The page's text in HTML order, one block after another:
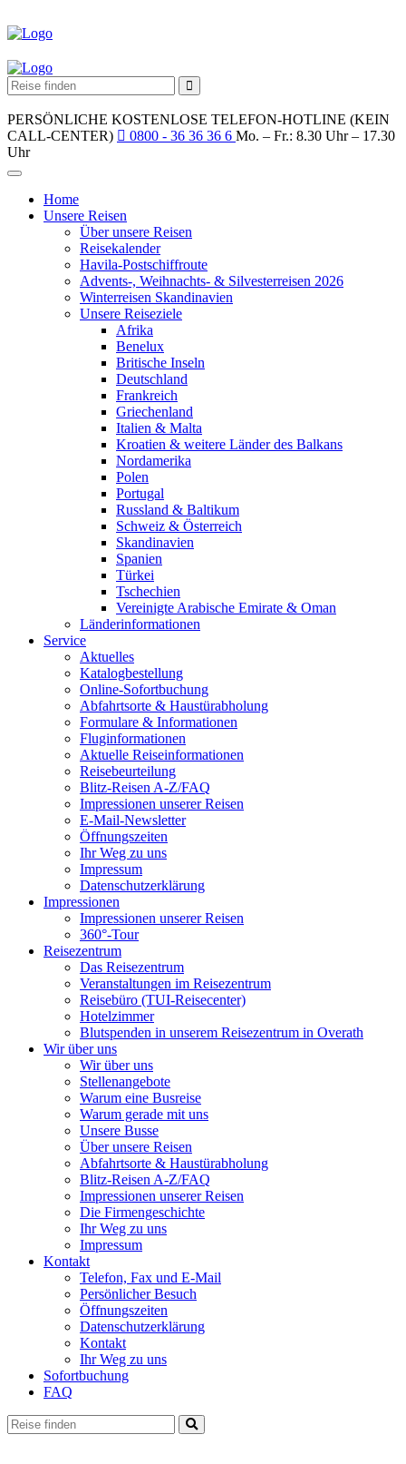
PERSÖNLICHE KOSTENLOSE TELEFON-HOTLINE (KEIN
CALL-CENTER)
0800 - 36 36 36 6 Mo. – Fr.: 8.30 Uhr – 17.30
Uhr
Home
Unsere Reisen
Über unsere Reisen
Reisekalender
Havila-Postschiffroute
Advents-, Weihnachts- & Silvesterreisen 2026
Winterreisen Skandinavien
Unsere Reiseziele
Afrika
Benelux
Britische Inseln
Deutschland
Frankreich
Griechenland
Italien & Malta
Kroatien & weitere Länder des Balkans
Nordamerika
Polen
Portugal
Russland & Baltikum
Schweiz & Österreich
Skandinavien
Spanien
Türkei
Tschechien
Vereinigte Arabische Emirate & Oman
Länderinformationen
Service
Aktuelles
Katalogbestellung
Online-Sofortbuchung
Abfahrtsorte & Haustürabholung
Formulare & Informationen
Fluginformationen
Aktuelle Reiseinformationen
Reisebeurteilung
Blitz-Reisen A-Z/FAQ
Impressionen unserer Reisen
E-Mail-Newsletter
Öffnungszeiten
Ihr Weg zu uns
Impressum
Datenschutzerklärung
Impressionen
Impressionen unserer Reisen
360°-Tour
Reisezentrum
Das Reisezentrum
Veranstaltungen im Reisezentrum
Reisebüro (TUI-Reisecenter)
Hotelzimmer
Blutspenden in unserem Reisezentrum in Overath
Wir über uns
Wir über uns
Stellenangebote
Warum eine Busreise
Warum gerade mit uns
Unsere Busse
Über unsere Reisen
Abfahrtsorte & Haustürabholung
Blitz-Reisen A-Z/FAQ
Impressionen unserer Reisen
Die Firmengeschichte
Ihr Weg zu uns
Impressum
Kontakt
Telefon, Fax und E-Mail
Persönlicher Besuch
Öffnungszeiten
Datenschutzerklärung
Kontakt
Ihr Weg zu uns
Sofortbuchung
FAQ